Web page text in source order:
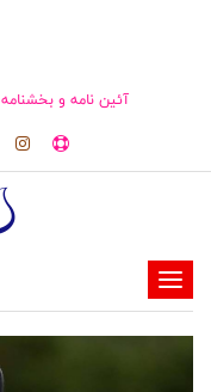
آئین نامه و بخشنامه
-
-